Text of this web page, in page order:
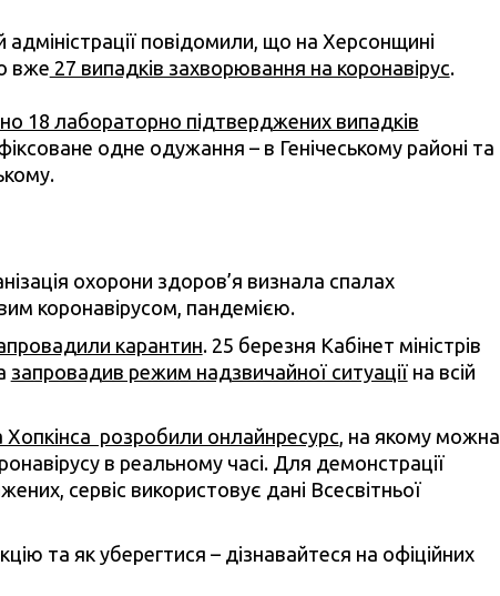
адміністрації повідомили, що на Херсонщині
вже 27 випадків захворювання на коронавірус.
18 лабораторно підтверджених випадків
одне одужання – в Генічеському районі та
охорони здоров’я визнала спалах
коронавірусом, пандемією.
карантин. 25 березня Кабінет міністрів
запровадив режим надзвичайної ситуаціїна всій
Хопкінса розробили онлайнресурс , на якому можна
в реальному часі. Для демонстрації
сервіс використовує дані Всесвітньої
та як уберегтися – дізнавайтеся на офіційних